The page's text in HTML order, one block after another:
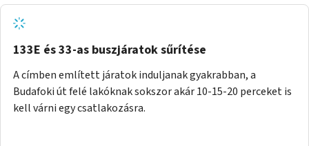
nem hosszabbítaná meg sokkal, a 4-6 vonalán lakóknak
viszont a Kálvin tér-Corvin negyed utat megspórolva 10-15
perccel rövidítheti az utazási idejét.
133E és 33-as buszjáratok sűrítése
A címben említett járatok induljanak gyakrabban, a
Budafoki út felé lakóknak sokszor akár 10-15-20 perceket is
kell várni egy csatlakozásra.